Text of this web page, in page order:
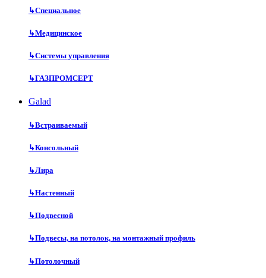
↳Специальное
↳Медицинское
↳Системы управления
↳ГАЗПРОМСЕРТ
Galad
↳Встраиваемый
↳Консольный
↳Лира
↳Настенный
↳Подвесной
↳Подвесы, на потолок, на монтажный профиль
↳Потолочный